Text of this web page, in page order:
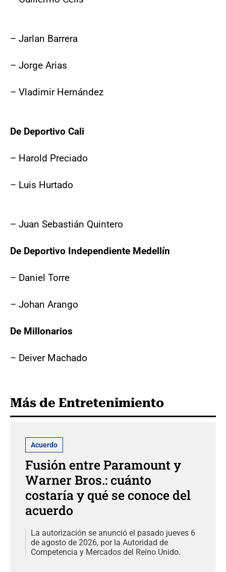
– Jarlan Barrera
– Jorge Arias
– Vladimir Hernández
De Deportivo Cali
– Harold Preciado
– Luis Hurtado
– Juan Sebastián Quintero
De Deportivo Independiente Medellín
– Daniel Torre
– Johan Arango
De Millonarios
– Deiver Machado
Más de Entretenimiento
Acuerdo
Fusión entre Paramount y
Warner Bros.: cuánto
costaría y qué se conoce del
acuerdo
La autorización se anunció el pasado jueves 6
de agosto de 2026, por la Autoridad de
Competencia y Mercados del Reino Unido.